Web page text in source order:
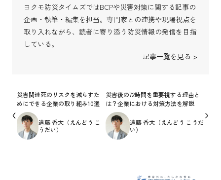
ヨクモ防災タイムズではBCPや災害対策に関する記事の
企画・執筆・編集を担当。専門家との連携や現場視点を
取り入れながら、読者に寄り添う防災情報の発信を目指
している。
記事一覧を見る >
災害関連死のリスクを減らすた
めにできる企業の取り組み10選
遠藤 香大（えんどう こ
うだい）
災害後の72時間を重要視する理由と
は？企業における対策方法を解説
遠藤 香大（えんどう こうだ
い）